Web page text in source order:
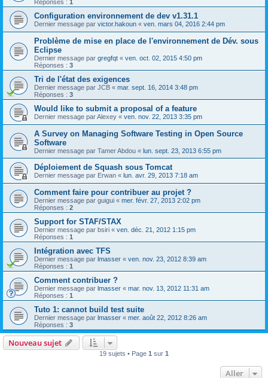
Réponses : 1
Configuration environnement de dev v1.31.1
Dernier message par victor.hakoun « ven. mars 04, 2016 2:44 pm
Problème de mise en place de l'environnement de Dév. sous
Eclipse
Dernier message par gregfqt « ven. oct. 02, 2015 4:50 pm
Réponses : 3
Tri de l'état des exigences
Dernier message par JCB « mar. sept. 16, 2014 3:48 pm
Réponses : 3
Would like to submit a proposal of a feature
Dernier message parAlexey « ven. nov. 22, 2013 3:35 pm
A Survey on Managing Software Testing in Open Source
Software
Dernier message par Tamer Abdou « lun. sept. 23, 2013 6:55 pm
Déploiement de Squash sous Tomcat
Dernier message par Erwan « lun. avr. 29, 2013 7:18 am
Comment faire pour contribuer au projet ?
Dernier message par guigui « mer. févr. 27, 2013 2:02 pm
Réponses : 2
Support for STAF/STAX
Dernier message par bsiri « ven. déc. 21, 2012 1:15 pm
Réponses : 1
Intégration avec TFS
Dernier message par lmasser « ven. nov. 23, 2012 8:39 am
Réponses : 1
Comment contribuer ?
Dernier message par lmasser « mar. nov. 13, 2012 11:31 am
Réponses : 1
Tuto 1: cannot build test suite
Dernier message par lmasser « mer. août 22, 2012 8:26 am
Réponses : 3
Nouveau sujet
19 sujets • Page 1 sur 1
Aller